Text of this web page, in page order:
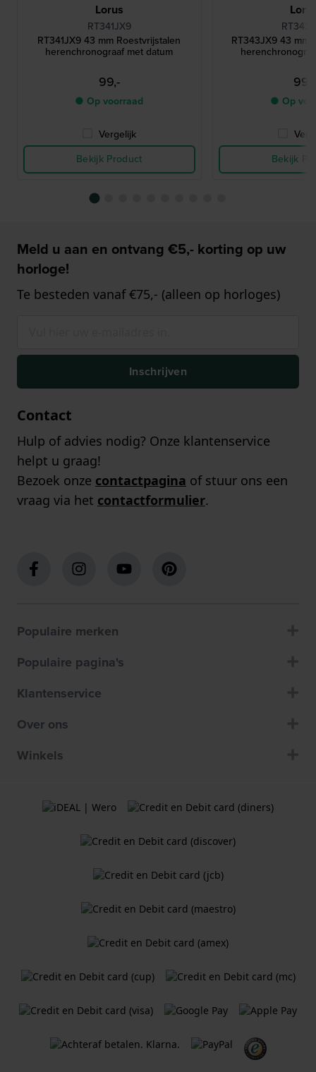
Lorus
RT341JX9
RT341JX9 43 mm Roestvrijstalen
herenchronograaf met datum
99,-
● Op voorraad
Vergelijk
Bekijk Product
RT343JX9 43 mm
99,-
● Op
Bekijk
Meld u aan en ontvang €5,- korting op uw
horloge!
Te besteden vanaf €75,- (alleen op horloges)
Inschrijven
Contact
Hulp of advies nodig? Onze klantenservice
helpt u graag!
Bezoek onze contactpagina of stuur ons een
vraag via het contactformulier.
Populaire merken
Populaire pagina's
Klantenservice
Over ons
Winkels